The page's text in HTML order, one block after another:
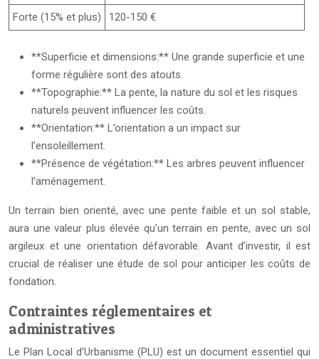
Forte (15% et plus)
120-150 €
**Superficie et dimensions:** Une grande superficie et une
forme régulière sont des atouts.
**Topographie:** La pente, la nature du sol et les risques
naturels peuvent influencer les coûts.
**Orientation:** L’orientation a un impact sur
l’ensoleillement.
**Présence de végétation:** Les arbres peuvent influencer
l’aménagement.
Un terrain bien orienté, avec une pente faible et un sol stable,
aura une valeur plus élevée qu’un terrain en pente, avec un sol
argileux et une orientation défavorable. Avant d’investir, il est
crucial de réaliser une étude de sol pour anticiper les coûts de
fondation.
Contraintes réglementaires et
administratives
Le Plan Local d’Urbanisme (PLU) est un document essentiel qui